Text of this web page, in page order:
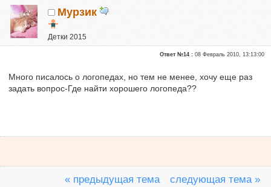
Мурзик
Детки 2015
Ответ №14 :08 Февраль 2010, 13:13:00
Много писалось о логопедах, но тем не менее, хочу еще раз
задать вопрос-Где найти хорошего логопеда??
« предыдущая тема
следующая тема »